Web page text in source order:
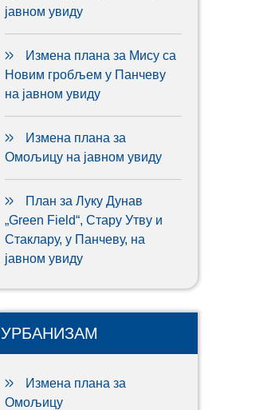
јавном увиду
Измена плана за Мису са
Новим гробљем у Панчеву
на јавном увиду
Измена плана за
Омољицу на јавном увиду
План за Луку Дунав
„Green Field“, Стару Утву и
Стаклару, у Панчеву, на
јавном увиду
УРБАНИЗАМ
Измена плана за
Омољицу